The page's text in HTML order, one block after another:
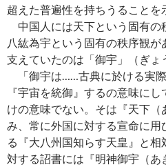
超えた普遍性を持ちうることを
中国人には天下という固有の
八紘為宇という固有の秩序観
支えていたのは「御宇」（ぎょ
「御宇は……古典に於ける実
『宇宙を統御』するの意味に
けの意味でない。そは『天下
み、常に外国に対する宣命に用
る『大八州国知らす天皇』と
対する詔書には『明神御宇（あ